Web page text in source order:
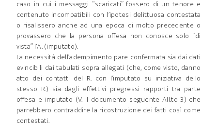
caso in cui i messaggi “scaricati” fossero di un tenore e
contenuto incompatibili con l’ipotesi delittuosa contestata
o risalissero anche ad una epoca di molto precedente o
provassero che la persona offesa non conosce solo “di
vista” l’A. (imputato).
La necessità dell’adempimento pare confermata sia dai dati
evincibili dai tabulati sopra allegati (che, come visto, danno
atto dei contatti del R. con l’imputato su iniziativa dello
stesso R.) sia dagli effettivi pregressi rapporti tra parte
offesa e imputato (V. il documento seguente All.to 3) che
parrebbero contraddire la ricostruzione dei fatti così come
contestati.